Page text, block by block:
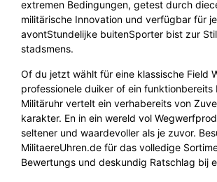
extremen Bedingungen, getest durch
militärische Innovation und verfügbar für
avontStundelijke buitenSporter bist zur
stadsmens.
Of du jetzt wählt für eine klassische Field
professionele duiker of ein funktionbereits
Militäruhr vertelt ein verhabereits von
karakter. En in ein wereld vol
seltener und waardevoller als je zuvor.
MilitaereUhren.de für das volledige
Bewertungs und deskundig Ratschlag bij